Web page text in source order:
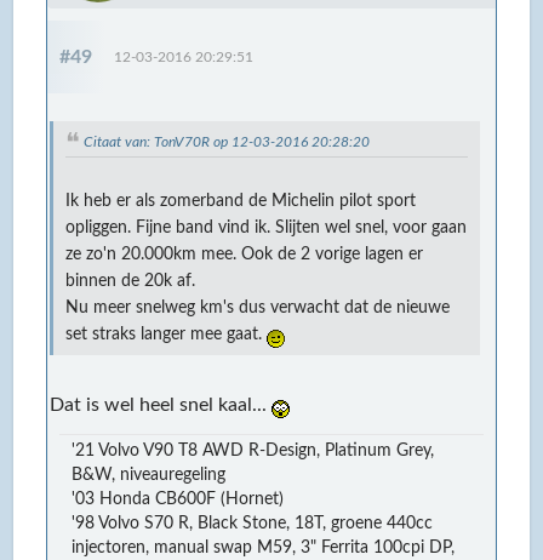
#49 12-03-2016 20:29:51
Citaat van: TonV70R op 12-03-2016 20:28:20
Ik heb er als zomerband de Michelin pilot sport
opliggen. Fijne band vind ik. Slijten wel snel, voor gaan
ze zo'n 20.000km mee. Ook de 2 vorige lagen er
binnen de 20k af.
Nu meer snelweg km's dus verwacht dat de nieuwe
set straks langer mee gaat.
Dat is wel heel snel kaal...
'21 Volvo V90 T8 AWD R-Design, Platinum Grey,
B&W, niveauregeling
'03 Honda CB600F (Hornet)
'98 Volvo S70 R, Black Stone, 18T, groene 440cc
injectoren, manual swap M59, 3" Ferrita 100cpi DP,